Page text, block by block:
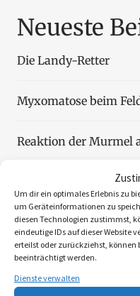
Um dir ein optimales Erlebnis zu
um Geräteinformationen zu
diesen Technologien zustimmst,
eindeutige IDs auf dieser Website
erteilst oder zurückziehst,
beeinträchtigt werden.
Dienste verwalten
Neueste
Die Landy-Retter
Myxomatose beim
Reaktion der Murmel
Faszination Blattjagd
Wildzählung aus der